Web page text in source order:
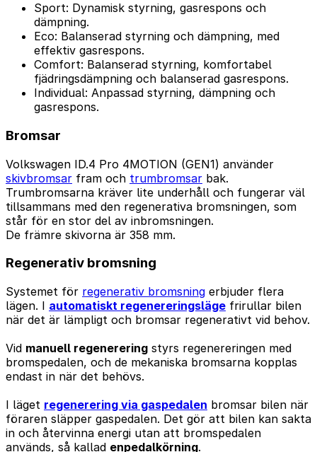
Sport: Dynamisk styrning, gasrespons och
dämpning.
Eco: Balanserad styrning och dämpning, med
effektiv gasrespons.
Comfort: Balanserad styrning, komfortabel
fjädringsdämpning och balanserad gasrespons.
Individual: Anpassad styrning, dämpning och
gasrespons.
Bromsar
Volkswagen ID.4 Pro 4MOTION (GEN1) använder
skivbromsar fram och trumbromsar bak.
Trumbromsarna kräver lite underhåll och fungerar väl
tillsammans med den regenerativa bromsningen, som
står för en stor del av inbromsningen.
De främre skivorna är 358 mm.
Regenerativ bromsning
Systemet för regenerativ bromsning erbjuder flera
lägen. I automatiskt regenereringsläge frirullar bilen
när det är lämpligt och bromsar regenerativt vid behov.
Vid manuell regenerering styrs regenereringen med
bromspedalen, och de mekaniska bromsarna kopplas
endast in när det behövs.
I läget regenerering via gaspedalen bromsar bilen när
föraren släpper gaspedalen. Det gör att bilen kan sakta
in och återvinna energi utan att bromspedalen
används, så kallad enpedalkörning.